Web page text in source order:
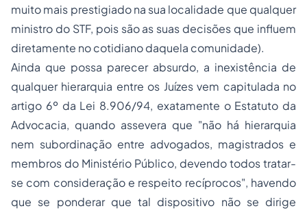
muito mais prestigiado na sua localidade que qualquer
ministro do STF, pois são as suas decisões que influem
diretamente no cotidiano daquela comunidade).
Ainda que possa parecer absurdo, a inexistência de
qualquer hierarquia entre os Juízes vem capitulada no
artigo 6º da Lei 8.906/94, exatamente o Estatuto da
Advocacia, quando assevera que "não há hierarquia
nem subordinação entre advogados, magistrados e
membros do Ministério Público, devendo todos tratar-
se com consideração e respeito recíprocos", havendo
que se ponderar que tal dispositivo não se dirige